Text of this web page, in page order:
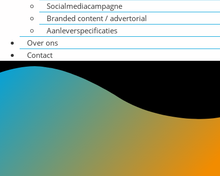
Socialmediacampagne
Branded content / advertorial
Aanleverspecificaties
Over ons
Contact